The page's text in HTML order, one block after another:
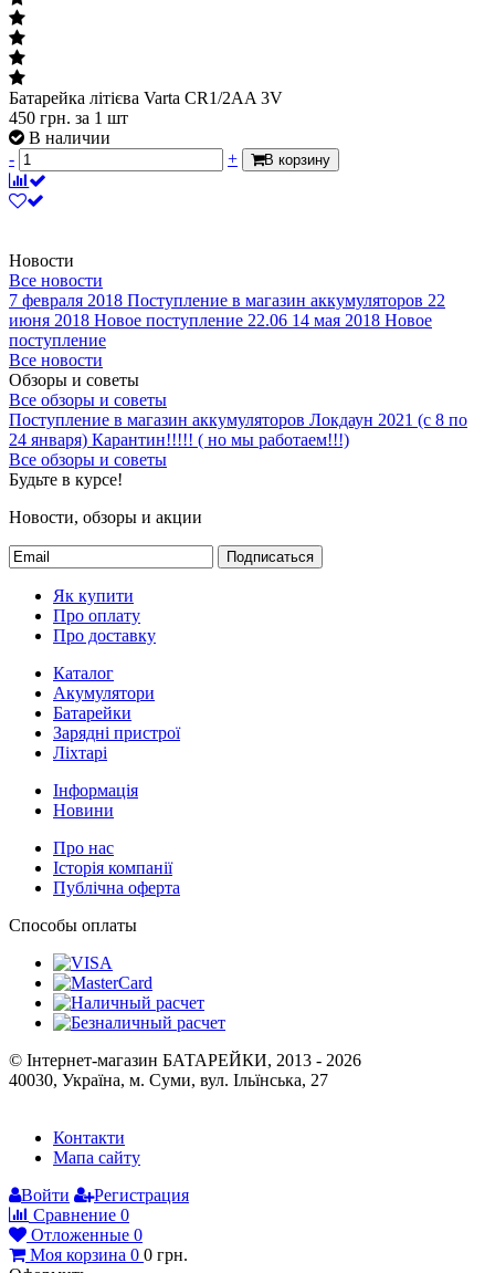
Батарейка літієва Varta CR1/2AA 3V
450 грн. за 1 шт
В наличии
-
+ В корзину
Новости
Все новости
7 февраля 2018 Поступление в магазин аккумуляторов 22
июня 2018 Новое поступление 22.06 14 мая 2018 Новое
поступление
Все новости
Обзоры и советы
Все обзоры и советы
Поступление в магазин аккумуляторов Локдаун 2021 (с 8 по
24 января) Карантин!!!!! ( но мы работаем!!!)
Все обзоры и советы
Будьте в курсе!
Новости, обзоры и акции
Подписаться
Як купити
Про оплату
Про доставку
Каталог
Акумулятори
Батарейки
Зарядні пристрої
Ліхтарі
Інформація
Новини
Про нас
Історія компанії
Публічна оферта
Способы оплаты
© Інтернет-магазин БАТАРЕЙКИ, 2013 - 2026
40030, Україна, м. Суми, вул. Ільїнська, 27
Контакти
Мапа сайту
Войти
Регистрация
Сравнение 0
Отложенные 0
Моя корзина 0 0 грн.